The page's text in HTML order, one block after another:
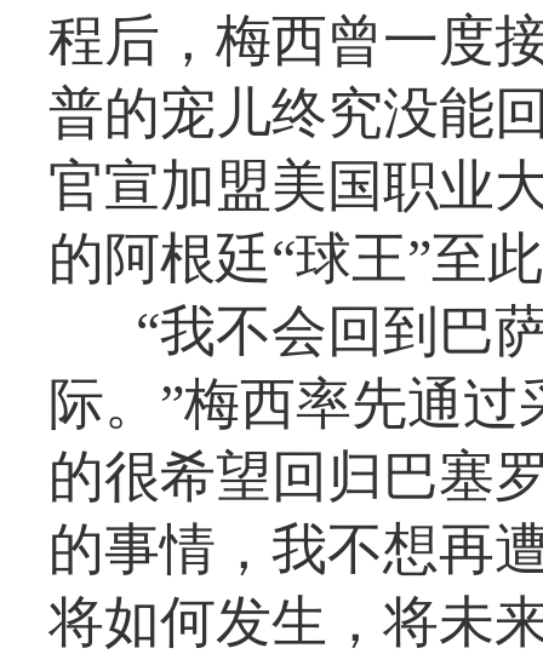
程后，梅西曾一度
普的宠儿终究没能
官宣加盟美国职业
的阿根廷“球王”至
“我不会回到巴
际。”梅西率先通
的很希望回归巴塞
的事情，我不想再
将如何发生，将未